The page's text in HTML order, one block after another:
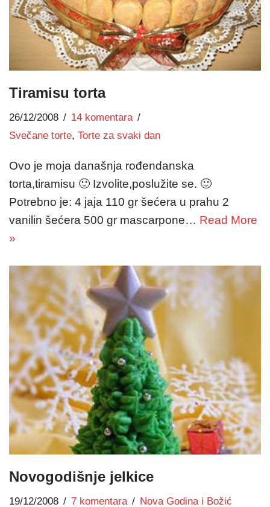
Tiramisu torta
26/12/2008
14 komentara
Svečane torte, Torte za svaki dan
Ovo je moja današnja rođendanska
torta,tiramisu 🙂 Izvolite,poslužite se. 🙂
Potrebno je: 4 jaja 110 gr šećera u prahu 2
vanilin šećera 500 gr mascarpone… Read More
»
Novogodišnje jelkice
19/12/2008 7 komentara Nova Godina i Božić